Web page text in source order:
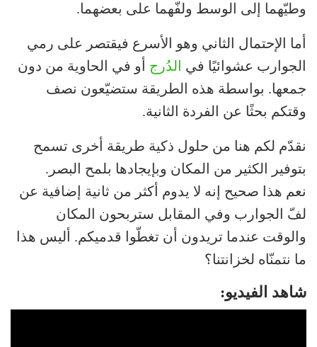
وطيّهما إلى الوسط ولفّهما على بعضهما.
أما الإحتمال الثاني وهو الأسرع فيقتصر على رمي
الجوارب عشوائيًا في الدُرج أو في الحاوية من دون
جمعها. بواسطة هذه الطريقة ستضيّعون نصف
وقتكم بحثًا عن الفردة الثانية.
نقدّم لكم هنا من حلول ذكية طريقة أخرى تسمح
بتوفير الكثير من المكان وبإيجادها بلمح البصر.
نعم هذا صحيح إنه لا يدوم أكثر من ثانية إضافية عن
لفّ الجوارب وفي المقابل ستربحون المكان
والوقت عندما تريدون أن تغطّوا قدميكم. أليس هذا
ما نتمنّاه لخزانتنا؟
شاهد الفيديو: